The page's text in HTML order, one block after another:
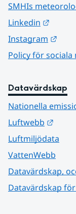
SMHIs
Linkedin
Instagram
Policy för sociala
Datavärdskap
Nationella
Luftwebb
Luftmiljödata
VattenWebb
Datavärdskap,
Datavärdskap